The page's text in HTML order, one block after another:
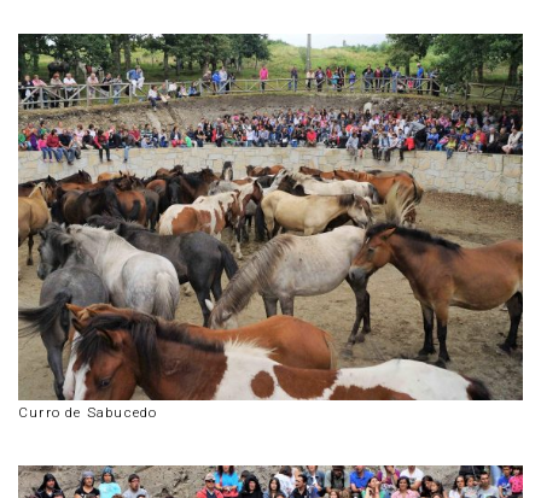
Curro de Sabucedo